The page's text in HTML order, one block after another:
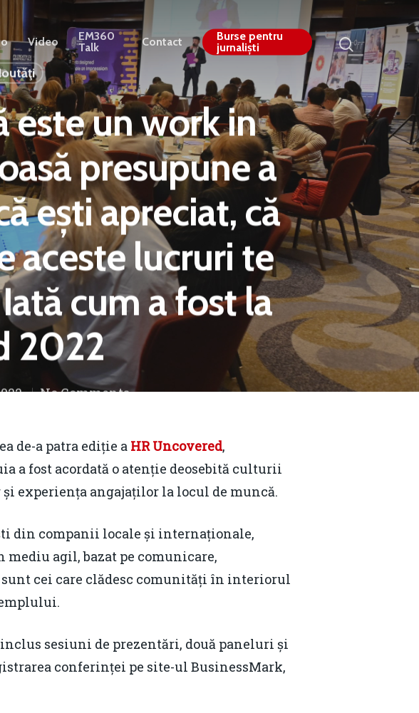
Video
EM360
Talk
Contact
Burse pentru
jurnaliști
este un work in
presupune a
ești apreciat, că
aceste lucruri te
cum a fost la
2022
No Comments
de-a patra ediție a HR Uncovered,
a fost acordată o atenție deosebită culturii
experiența angajaților la locul de muncă.
din companii locale și internaționale,
agil, bazat pe comunicare,
cei care clădesc comunități în interiorul
sesiuni de prezentări, două paneluri și
conferinței pe site-ul BusinessMark,